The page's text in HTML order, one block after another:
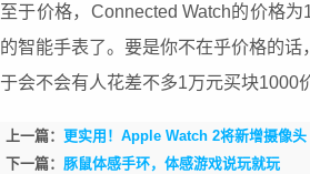
至于价格，Connected Watch的价格
的智能手表了。要是你不在乎价格的
于会不会有人花差不多1万元买块1000
上一篇： 更实用！Apple Watch 2将新增摄像头
下一篇： 豚鼠体感手环，体感游戏说玩就玩